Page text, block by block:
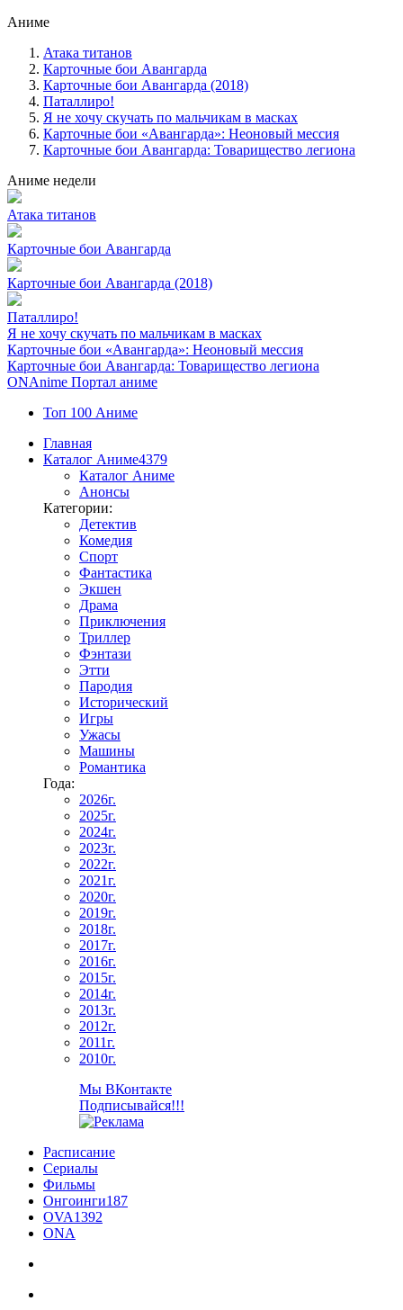
Аниме
Атака титанов
Карточные бои Авангарда
Карточные бои Авангарда (2018)
Паталлиро!
Я не хочу скучать по мальчикам в масках
Карточные бои «Авангарда»: Неоновый мессия
Карточные бои Авангарда: Товарищество легиона
Аниме недели
Атака титанов
Карточные бои Авангарда
Карточные бои Авангарда (2018)
Паталлиро!
Я не хочу скучать по мальчикам в масках
Карточные бои «Авангарда»: Неоновый мессия
Карточные бои Авангарда: Товарищество легиона
ONAnime Портал аниме
Топ 100 Аниме
Главная
Каталог Аниме4379
Каталог Аниме
Анонсы
Категории:
Детектив
Комедия
Спорт
Фантастика
Экшен
Драма
Приключения
Триллер
Фэнтази
Этти
Пародия
Исторический
Игры
Ужасы
Машины
Романтика
Года:
2026г.
2025г.
2024г.
2023г.
2022г.
2021г.
2020г.
2019г.
2018г.
2017г.
2016г.
2015г.
2014г.
2013г.
2012г.
2011г.
2010г.
Мы ВКонтакте
Подписывайся!!!
Расписание
Сериалы
Фильмы
Онгоинги187
OVA1392
ONA